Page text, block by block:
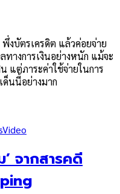
งบัตรเครดิต แล้วค่อยจ่าย
ทางการเงินอย่างหนัก แม้จะ
ต่ภาระค่าใช้จ่ายในการ
ด็นนี้อย่างมาก
Video
จากสารคดี